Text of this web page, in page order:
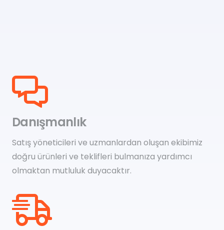
Danışmanlık
Satış yöneticileri ve uzmanlardan oluşan ekibimiz
doğru ürünleri ve teklifleri bulmanıza yardımcı
olmaktan mutluluk duyacaktır.